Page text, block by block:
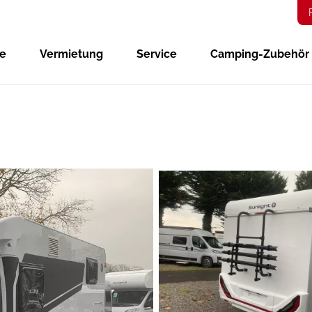
Vermietung Service Camping-Zubehör